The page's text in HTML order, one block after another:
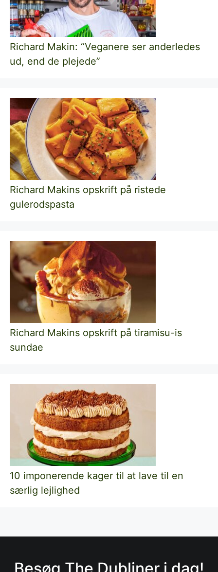
Richard Makin: “Veganere ser anderledes
ud, end de plejede”
Richard Makins opskrift på ristede
gulerodspasta
Richard Makins opskrift på tiramisu-is
sundae
10 imponerende kager til at lave til en
særlig lejlighed